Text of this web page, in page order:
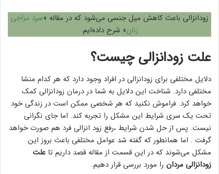
زودانزالی باعث کاهش میل جنسی می‌شود که در مقاله «سرد مزاجی
زنان» شرح داده‌ایم.
علت زودانزالی چیست؟
دلایل مختلفی برای زودانزالی در افراد وجود دارد که هر کدام منشا
مختلفی دارد. شناخت این دلایل به شما در درمان زودانزالی کمک
خواهد کرد. فراموش نکنید که هر شخصی ممکن است در زندگی خود
تحت یک سری شرایط این مشکل را تجربه کند. اما جای نگرانی
نیست. پس از حل شدن شرایط ،رفع زود انزالی فرد هم صورت خواهد
گرفت . اما همانطور که گفته شد عوامل مختلفی باعث بروز این
مشکل می‌شوند که در این قسمت از مقاله قصد داریم تا علت
زودانزالی مردان را مورد بررسی قرار دهیم.